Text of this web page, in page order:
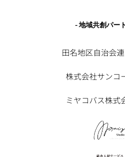
- 地域共創パー
田名地区自治会
株式会社サンコ
ミヤコバス株式